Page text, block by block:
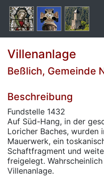
Villenanlage
Beßlich, Gemeinde
Beschreibung
Fundstelle 1432
Auf Süd-Hang, in der
Loricher Baches, wurden
Mauerwerk, ein
Schaftfragment und
freigelegt.
Villenanlage.